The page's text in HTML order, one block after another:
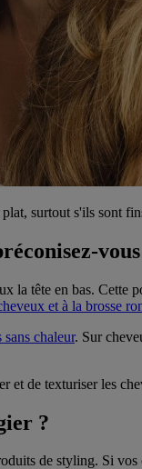
surtout s'ils sont
la tête en bas.
et à la brosse
chaleur. Sur
et de texturiser les
?
de styling. Si